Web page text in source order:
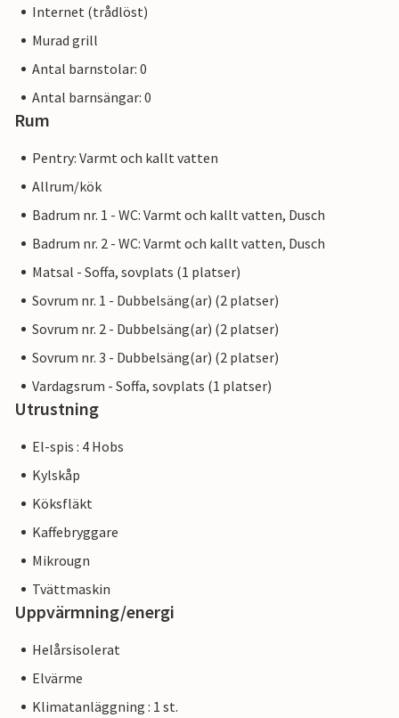
Internet (trådlöst)
Murad grill
Antal barnstolar: 0
Antal barnsängar: 0
Rum
Pentry: Varmt och kallt vatten
Allrum/kök
Badrum nr. 1 - WC: Varmt och kallt vatten, Dusch
Badrum nr. 2 - WC: Varmt och kallt vatten, Dusch
Matsal - Soffa, sovplats (1 platser)
Sovrum nr. 1 - Dubbelsäng(ar) (2 platser)
Sovrum nr. 2 - Dubbelsäng(ar) (2 platser)
Sovrum nr. 3 - Dubbelsäng(ar) (2 platser)
Vardagsrum - Soffa, sovplats (1 platser)
Utrustning
El-spis : 4 Hobs
Kylskåp
Köksfläkt
Kaffebryggare
Mikrougn
Tvättmaskin
Uppvärmning/energi
Helårsisolerat
Elvärme
Klimatanläggning : 1 st.